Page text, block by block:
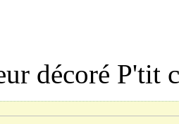
décoré P'tit